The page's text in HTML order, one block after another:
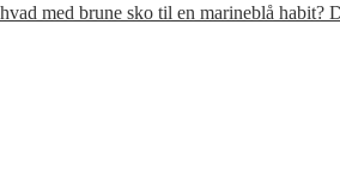
med brune sko til en marineblå